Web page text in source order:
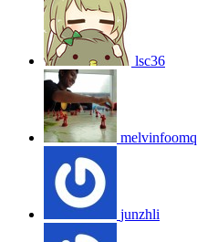
lsc36
melvinfoomq
junzhli